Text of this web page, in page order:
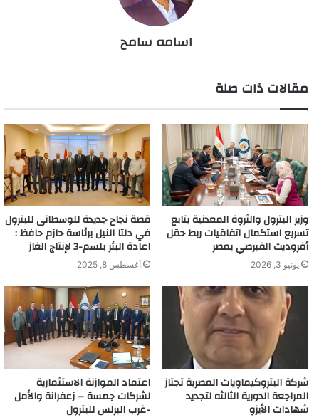
اسامه سامح
مقالات ذات صلة
وزير البترول والثروة المعدنية يتابع
تسريع استكمال اتفاقيات ربط حقل
أفروديت القبرصي بمصر
يونيو 3, 2026
قصة نجاح جديدة للوسطانى للبترول
في دلتا النيل برئاسة حازم حافظ :
اعادة البئر بلسم-3 لإنتاج الغاز
أغسطس 8, 2025
شركة البتروكيماويات المصرية تجتاز
المراجعة الدورية الثالثه لتجديد
شهادات الأيزو
اعتماد الموازنة الاستثمارية
لشركات جمسة – زعفرانة والأمل
-غرب البرلس للبترول